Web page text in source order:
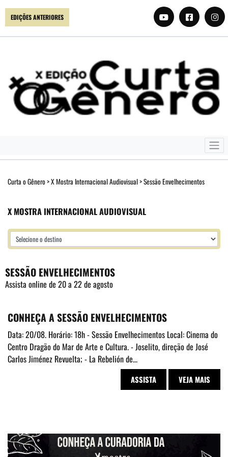
EDIÇÕES ANTERIORES
Curta o Gênero>X Mostra Internacional Audiovisual>Sessão Envelhecimentos
X MOSTRA INTERNACIONAL AUDIOVISUAL
SESSÃO ENVELHECIMENTOS
Assista online de 20 a 22 de agosto
CONHEÇA A SESSÃO ENVELHECIMENTOS
Data: 20/08. Horário: 18h - Sessão Envelhecimentos Local: Cinema do
Centro Dragão do Mar de Arte e Cultura. - Joselito, direção de José
Carlos Jiménez Revuelta; - La Rebelión de...
ASSISTA VEJA MAIS